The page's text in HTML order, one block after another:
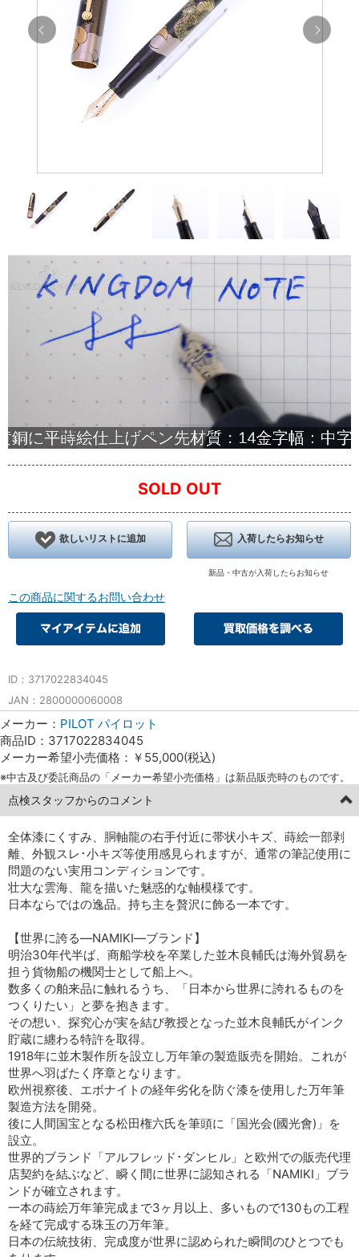
SOLD OUT
欲しいリストに追加 入荷したらお知らせ
新品・中古が入荷したらお知らせ
この商品に関するお問い合わせ
ID：3717022834045
JAN：2800000060008
メーカー： PILOT パイロット
商品ID：3717022834045
メーカー希望小売価格：￥55,000(税込)
※中古及び委託商品の「メーカー希望小売価格」は新品販売時のものです。
点検スタッフからのコメント
全体漆にくすみ、胴軸龍の右手付近に帯状小キズ、蒔絵一部剥
離、外観スレ･小キズ等使用感見られますが、通常の筆記使用に
問題のない実用コンディションです。
壮大な雲海、龍を描いた魅惑的な軸模様です。
日本ならではの逸品。持ち主を贅沢に飾る一本です。
【世界に誇る―NAMIKI―ブランド】
明治30年代半ば、商船学校を卒業した並木良輔氏は海外貿易を
担う貨物船の機関士として船上へ。
数多くの舶来品に触れるうち、「日本から世界に誇れるものを
つくりたい」と夢を抱きます。
その想い、探究心が実を結び教授となった並木良輔氏がインク
貯蔵に纏わる特許を取得。
1918年に並木製作所を設立し万年筆の製造販売を開始。これが
世界へ羽ばたく序章となります。
欧州視察後、エボナイトの経年劣化を防ぐ漆を使用した万年筆
製造方法を開発。
後に人間国宝となる松田権六氏を筆頭に「国光会(國光會)」を
設立。
世界的ブランド「アルフレッド･ダンヒル」と欧州での販売代理
店契約を結ぶなど、瞬く間に世界に認知される「NAMIKI」ブラ
ンドが確立されます。
一本の蒔絵万年筆完成まで3ヶ月以上、多いもので130もの工程
を経て完成する珠玉の万年筆。
日本の伝統技術、完成度が世界に認められた瞬間のひとつでも